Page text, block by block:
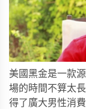
美國黑金是一款
場的時間不算太
得了廣大男性消